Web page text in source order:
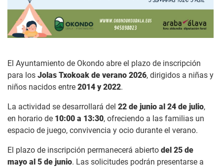
El Ayuntamiento de Okondo abre el plazo de inscripción
para los Jolas Txokoak de verano 2026, dirigidos a niñas y
niños nacidos entre 2014 y 2022.
La actividad se desarrollará del 22 de junio al 24 de julio,
en horario de 10:00 a 13:30, ofreciendo a las familias un
espacio de juego, convivencia y ocio durante el verano.
El plazo de inscripción permanecerá abierto del 25 de
mayo al 5 de junio. Las solicitudes podrán presentarse a